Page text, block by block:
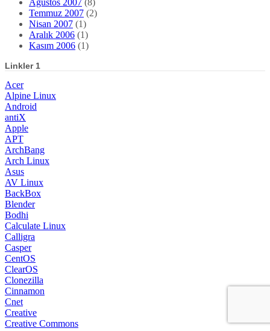
Temmuz 2007 (2)
Nisan 2007 (1)
Aralık 2006 (1)
Kasım 2006 (1)
Linkler 1
Acer
Alpine Linux
Android
antiX
Apple
APT
ArchBang
Arch Linux
Asus
AV Linux
BackBox
Blender
Bodhi
Calculate Linux
Calligra
Casper
CentOS
ClearOS
Clonezilla
Cinnamon
Cnet
Creative
Creative Commons